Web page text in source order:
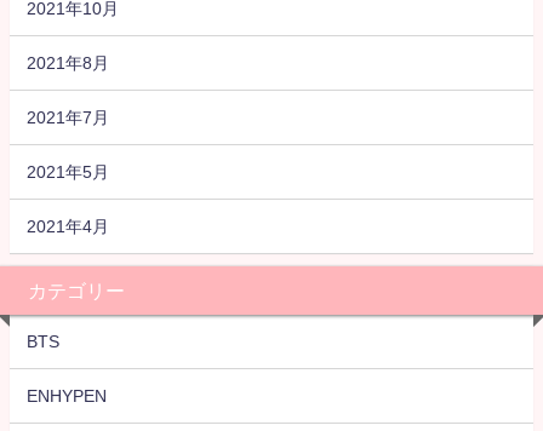
2021年10月
2021年8月
2021年7月
2021年5月
2021年4月
カテゴリー
BTS
ENHYPEN